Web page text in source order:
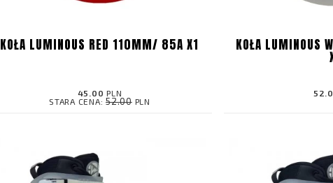
KOŁA LUMINOUS RED 110MM/ 85A X1
45.00 PLN
STARA CENA: 52.00PLN
KOŁA LUMINOUS